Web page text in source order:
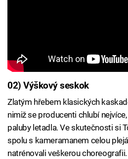
02) Výškový seskok
Zlatým hřebem klasických
nimiž se producenti chlubí
paluby letadla. Ve skutečnosti si
spolu s kameramanem celou
natrénovali veškerou